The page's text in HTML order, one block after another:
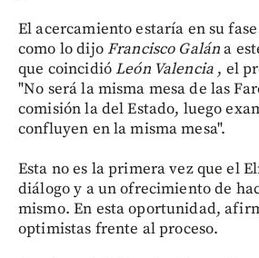
El acercamiento estaría en su
como lo dijoFrancisco Galána
que coincidióLeón Valencia , el
"No será la misma mesa de las
comisión la del Estado, luego
confluyen en la misma mesa".
Esta no es la primera vez que el
diálogo y a un ofrecimiento de
mismo. En esta oportunidad,
optimistas frente al proceso.